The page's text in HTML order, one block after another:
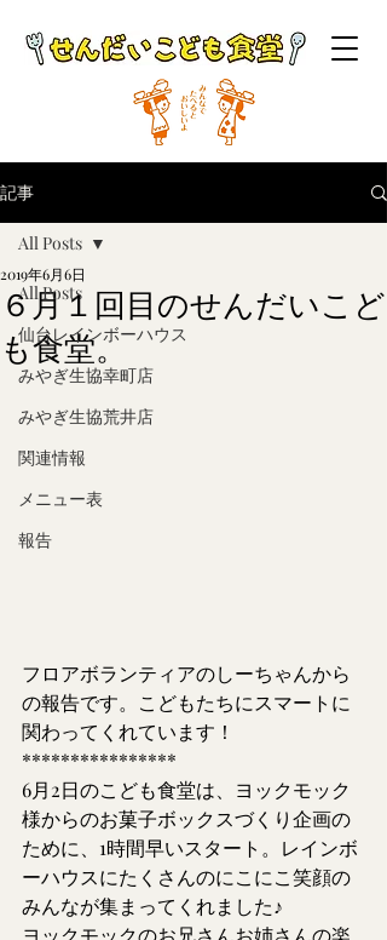
記事
All Posts
仙台レインボーハウス
みやぎ生協幸町店
みやぎ生協荒井店
関連情報
メニュー表
報告
All Posts
６月１回目のせんだいこど
も食堂。
2019年6月6日
フロアボランティアのしーちゃんから
の報告です。こどもたちにスマートに
関わってくれています！
****************
6月2日のこども食堂は、ヨックモック
様からのお菓子ボックスづくり企画の
ために、1時間早いスタート。レインボ
ーハウスにたくさんのにこにこ笑顔の
みんなが集まってくれました♪
ヨックモックのお兄さんお姉さんの楽